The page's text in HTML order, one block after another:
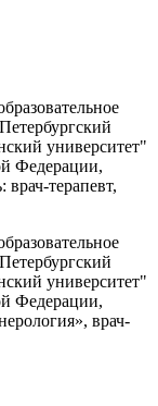
университет"
Федерации,
врач-терапевт,
университет"
Федерации,
врач-